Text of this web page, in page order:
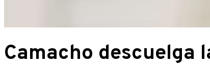
Camacho descuelga